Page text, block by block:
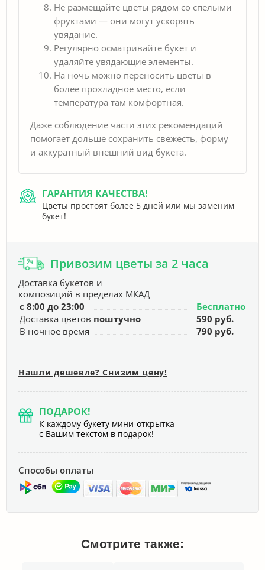
Не размещайте цветы рядом со спелыми
фруктами — они могут ускорять
увядание.
Регулярно осматривайте букет и
удаляйте увядающие элементы.
На ночь можно переносить цветы в
более прохладное место, если
температура там комфортная.
Даже соблюдение части этих рекомендаций
помогает дольше сохранить свежесть, форму
и аккуратный внешний вид букета.
ГАРАНТИЯ КАЧЕСТВА!
Цветы простоят более 5 дней или мы заменим
букет!
Привозим цветы за 2 часа
Доставка букетов и
композиций в пределах МКАД
с 8:00 до 23:00
Бесплатно
Доставка цветов поштучно
590 руб.
В ночное время
790 руб.
Нашли дешевле? Снизим цену!
ПОДАРОК!
К каждому букету мини-открытка
с Вашим текстом в подарок!
Способы оплаты
Смотрите также: